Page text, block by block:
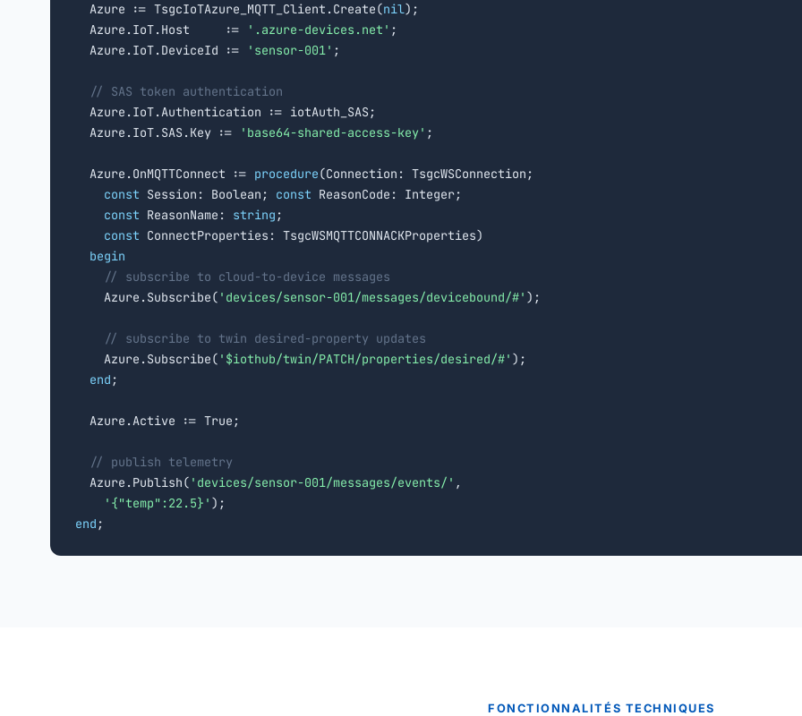
Azure := TsgcIoTAzure_MQTT_Client.Create(nil);
  Azure.IoT.Host     :=
' .azure-devices.net' ;
  Azure.IoT.DeviceId :=
'sensor-001' ;
// SAS token authentication
  Azure.IoT.Authentication := iotAuth_SAS;
  Azure.IoT.SAS.Key :=
'base64-shared-access-key' ;
  Azure.OnMQTTConnect :=
procedure(Connection: TsgcWSConnection;
const Session: Boolean; const ReasonCode: Integer;
const ReasonName: string ;
const ConnectProperties: TsgcWSMQTTCONNACKProperties)
begin
// subscribe to cloud-to-device messages
    Azure.Subscribe(
'devices/sensor-001/messages/devicebound/#' );
// subscribe to twin desired-property updates
    Azure.Subscribe(
'$iothub/twin/PATCH/properties/desired/#' );
end ;
  Azure.Active := True;
// publish telemetry
  Azure.Publish(
'devices/sensor-001/messages/events/' ,
'{"temp":22.5}'
end ;
FONCTIONNALITÉS TECHNIQUES